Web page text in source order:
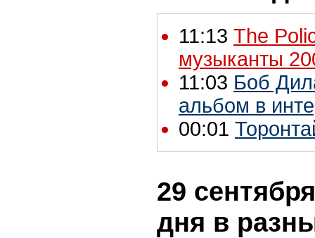
11:13 The
музыканты
11:03 Боб
альбом в
00:01
29
дня в